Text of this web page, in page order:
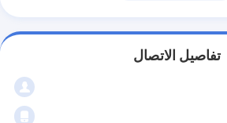
تفاصيل الاتصال